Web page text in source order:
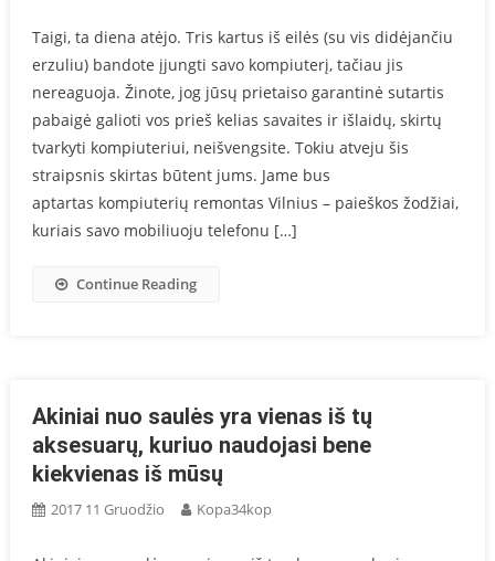
Taigi, ta diena atėjo. Tris kartus iš eilės (su vis didėjančiu
erzuliu) bandote įjungti savo kompiuterį, tačiau jis
nereaguoja. Žinote, jog jūsų prietaiso garantinė sutartis
pabaigė galioti vos prieš kelias savaites ir išlaidų, skirtų
tvarkyti kompiuteriui, neišvengsite. Tokiu atveju šis
straipsnis skirtas būtent jums. Jame bus
aptartas kompiuterių remontas Vilnius – paieškos žodžiai,
kuriais savo mobiliuoju telefonu […]
Continue Reading
Akiniai nuo saulės yra vienas iš tų
aksesuarų, kuriuo naudojasi bene
kiekvienas iš mūsų
2017 11 Gruodžio Kopa34kop